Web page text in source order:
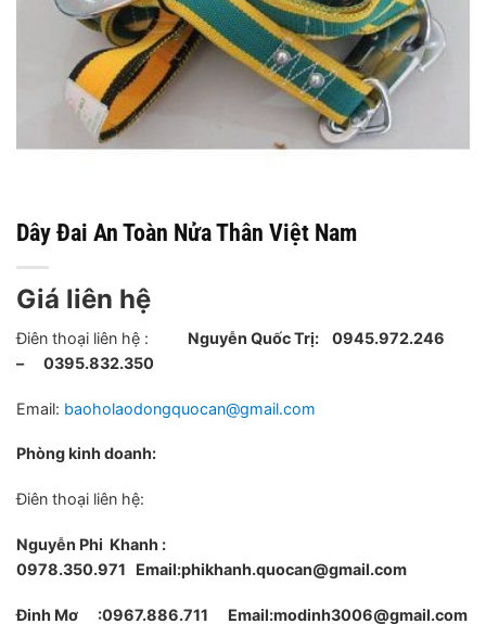
Dây Đai An Toàn Nửa Thân Việt Nam
Giá liên hệ
Điên thoại liên hệ : Nguyễn Quốc Trị: 0945.972.246
– 0395.832.350
Email: baoholaodongquocan@gmail.com
Phòng kinh doanh:
Điên thoại liên hệ:
Nguyễn Phi Khanh :
0978.350.971 Email:phikhanh.quocan@gmail.com
Đinh Mơ :0967.886.711 Email:modinh3006@gmail.com